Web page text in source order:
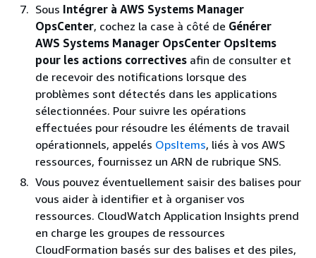
Sous Intégrer à AWS Systems Manager
OpsCenter, cochez la case à côté de Générer
AWS Systems Manager OpsCenter OpsItems
pour les actions correctives afin de consulter et
de recevoir des notifications lorsque des
problèmes sont détectés dans les applications
sélectionnées. Pour suivre les opérations
effectuées pour résoudre les éléments de travail
opérationnels, appelés OpsItems, liés à vos AWS
ressources, fournissez un ARN de rubrique SNS.
Vous pouvez éventuellement saisir des balises pour
vous aider à identifier et à organiser vos
ressources. CloudWatch Application Insights prend
en charge les groupes de ressources
CloudFormation basés sur des balises et des piles,